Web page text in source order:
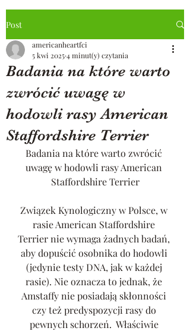
Post
Badania na które warto
zwrócić uwagę w
hodowli rasy American
Staffordshire Terrier
americanheartfci
5 kwi 20254 minut(y) czytania
Badania na które warto zwrócić
uwagę w hodowli rasy American
Staffordshire Terrier
Związek Kynologiczny w Polsce, w
rasie American Staffordshire
Terrier nie wymaga żadnych badań,
aby dopuścić osobnika do hodowli
(jedynie testy DNA, jak w każdej
rasie). Nie oznacza to jednak, że
Amstaffy nie posiadają skłonności
czy też predyspozycji rasy do
pewnych schorzeń.  Właściwie